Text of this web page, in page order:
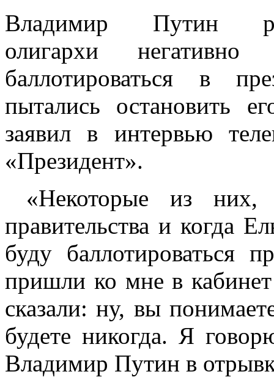
Владимир Путин
олигархи
баллотироваться в
пытались остановить
заявил в интервью
«Президент».
«Некоторые из них,
правительства и когда
буду баллотироваться
пришли ко мне в
сказали: ну, вы
будете никогда. Я
Владимир Путин в